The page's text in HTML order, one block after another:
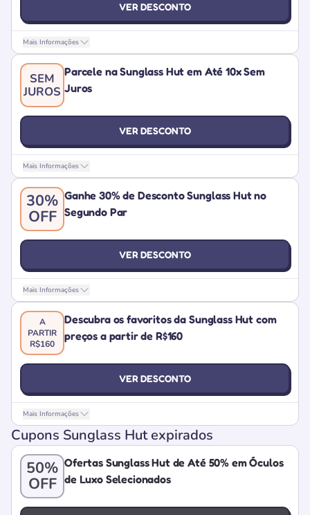
VER DESCONTO
Mais Informações
SEM
JUROS
Parcele na Sunglass Hut em Até 10x Sem
Juros
VER DESCONTO
Mais Informações
30%
OFF
Ganhe 30% de Desconto Sunglass Hut no
Segundo Par
VER DESCONTO
Mais Informações
A
PARTIR
R$160
Descubra os favoritos da Sunglass Hut com
preços a partir de R$160
VER DESCONTO
Mais Informações
Cupons Sunglass Hut expirados
50%
OFF
Ofertas Sunglass Hut de Até 50% em Óculos
de Luxo Selecionados